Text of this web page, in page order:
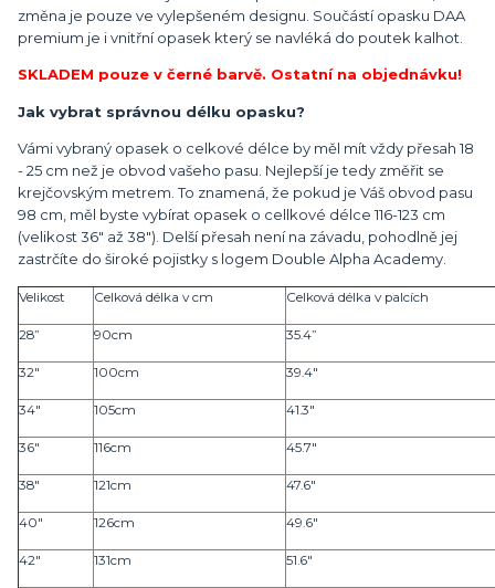
změna je pouze ve vylepšeném designu. Součástí opasku DAA
premium je i vnitřní opasek který se navléká do poutek kalhot.
SKLADEM pouze v černé barvě. Ostatní na objednávku!
Jak vybrat správnou délku opasku?
Vámi vybraný opasek o celkové délce by měl mít vždy přesah 18
- 25 cm než je obvod vašeho pasu. Nejlepší je tedy změřit se
krejčovským metrem. To znamená, že pokud je Váš obvod pasu
98 cm, měl byste vybírat opasek o cellkové délce 116-123 cm
(velikost 36" až 38"). Delší přesah není na závadu, pohodlně jej
zastrčíte do široké pojistky s logem Double Alpha Academy.
Velikost Celková délka v cm Celková délka v palcích
28” 90cm 35.4”
32" 100cm 39.4"
34" 105cm 41.3"
36" 116cm 45.7"
38" 121cm 47.6"
40" 126cm 49.6"
42" 131cm 51.6"